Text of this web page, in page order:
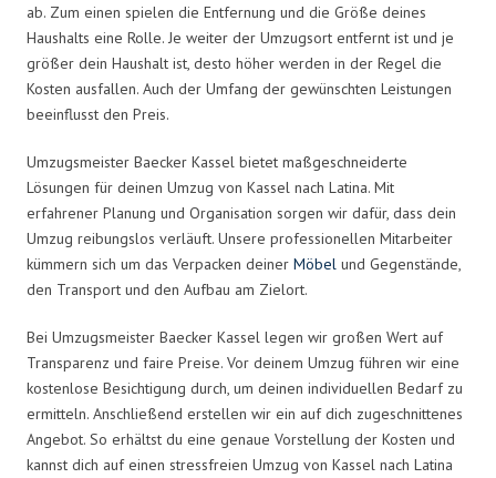
ab. Zum einen spielen die Entfernung und die Größe deines
Haushalts eine Rolle. Je weiter der Umzugsort entfernt ist und je
größer dein Haushalt ist, desto höher werden in der Regel die
Kosten ausfallen. Auch der Umfang der gewünschten Leistungen
beeinflusst den Preis.
Umzugsmeister Baecker Kassel bietet maßgeschneiderte
Lösungen für deinen Umzug von Kassel nach Latina. Mit
erfahrener Planung und Organisation sorgen wir dafür, dass dein
Umzug reibungslos verläuft. Unsere professionellen Mitarbeiter
kümmern sich um das Verpacken deiner Möbel und Gegenstände,
den Transport und den Aufbau am Zielort.
Bei Umzugsmeister Baecker Kassel legen wir großen Wert auf
Transparenz und faire Preise. Vor deinem Umzug führen wir eine
kostenlose Besichtigung durch, um deinen individuellen Bedarf zu
ermitteln. Anschließend erstellen wir ein auf dich zugeschnittenes
Angebot. So erhältst du eine genaue Vorstellung der Kosten und
kannst dich auf einen stressfreien Umzug von Kassel nach Latina